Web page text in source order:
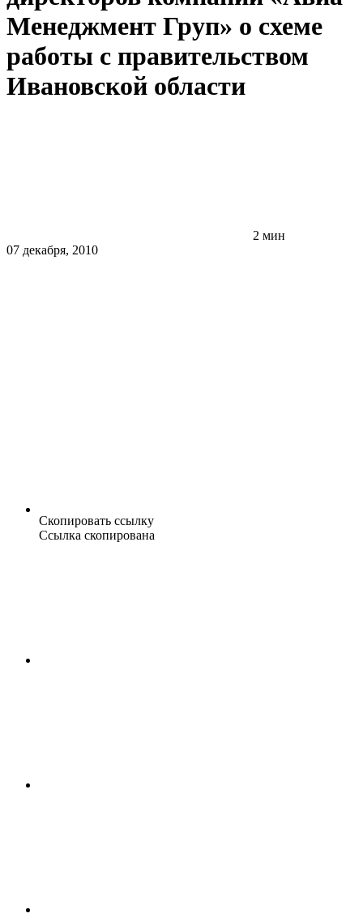
Менеджмент Груп» о схеме
работы с правительством
Ивановской области
2 мин
07 декабря, 2010
Скопировать ссылку
Ссылка скопирована